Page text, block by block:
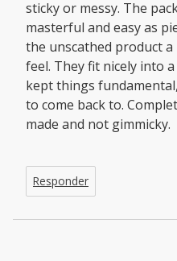
sticky or messy. The
masterful and easy as
the unscathed product a
feel. They fit nicely into
kept things
to come back to.
made and not gimmicky.
Responder